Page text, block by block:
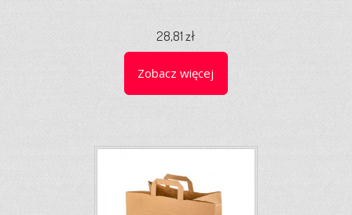
28,81 zł
Zobacz więcej